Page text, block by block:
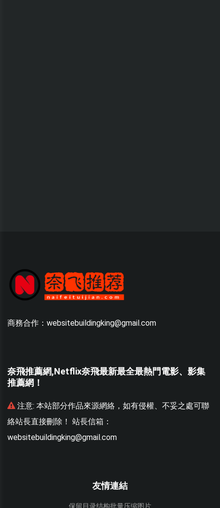
商務合作：websitebuildingking@gmail.com
奈飛推薦網,Netflix奈飛最新最全最熱門電影、影集
推薦網！
注意: 本站部分作品來源網絡，如有侵權、不妥之處可聯
絡站長直接刪除！ 站長信箱：
websitebuildingking@gmail.com
友情連結
保留目录结构批量压缩图片